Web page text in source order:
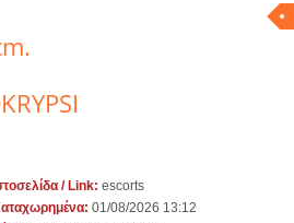
/ Link: escorts
01/08/2026 13:12